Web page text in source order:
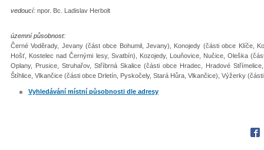
vedoucí: npor. Bc. Ladislav Herbolt
územní působnost:
Černé Voděrady, Jevany (část obce Bohumil, Jevany), Konojedy (části obce Klíče,
Hošť, Kostelec nad Černými lesy, Svatbín), Kozojedy, Louňovice, Nučice, Oleška
Oplany, Prusice, Struhařov, Stříbrná Skalice (části obce Hradec, Hradové
Štíhlice, Vlkančice (části obce Drletín, Pyskočely, Stará Hůra, Vlkančice), Výžerky
Vyhledávání místní působnosti dle adresy